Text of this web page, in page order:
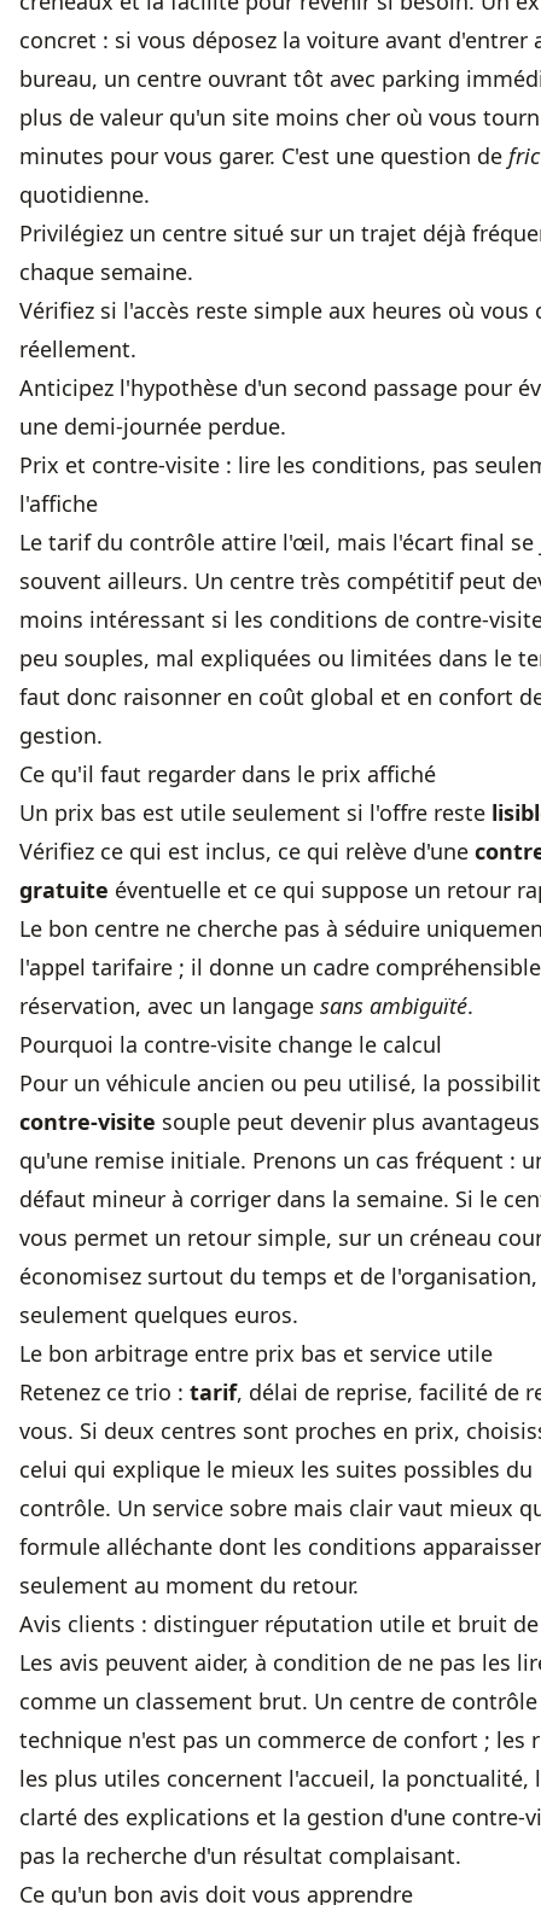
concret : si vous déposez la voiture avant d'entrer
bureau, un centre ouvrant tôt avec parking
plus de valeur qu'un site moins cher où vous
minutes pour vous garer. C'est une question de
quotidienne.
Privilégiez un centre situé sur un trajet déjà
chaque semaine.
Vérifiez si l'accès reste simple aux heures où vous
réellement.
Anticipez l'hypothèse d'un second passage pour
une demi-journée perdue.
Prix et contre-visite : lire les conditions, pas
l'affiche
Le tarif du contrôle attire l'œil, mais l'écart final se
souvent ailleurs. Un centre très compétitif peut
moins intéressant si les conditions de contre-
peu souples, mal expliquées ou limitées dans le
faut donc raisonner en coût global et en confort
gestion.
Ce qu'il faut regarder dans le prix affiché
Un prix bas est utile seulement si l'offre reste
Vérifiez ce qui est inclus, ce qui relève d'une
gratuite éventuelle et ce qui suppose un retour
Le bon centre ne cherche pas à séduire
l'appel tarifaire ; il donne un cadre
réservation, avec un langage sans ambiguïté.
Pourquoi la contre-visite change le calcul
Pour un véhicule ancien ou peu utilisé, la
contre-visite souple peut devenir plus
qu'une remise initiale. Prenons un cas fréquent :
défaut mineur à corriger dans la semaine. Si le
vous permet un retour simple, sur un créneau
économisez surtout du temps et de
seulement quelques euros.
Le bon arbitrage entre prix bas et service utile
Retenez ce trio : tarif, délai de reprise, facilité de
vous. Si deux centres sont proches en prix,
celui qui explique le mieux les suites possibles du
contrôle. Un service sobre mais clair vaut mieux
formule alléchante dont les conditions
seulement au moment du retour.
Avis clients : distinguer réputation utile et bruit
Les avis peuvent aider, à condition de ne pas les
comme un classement brut. Un centre de contrôle
technique n'est pas un commerce de confort ; les
les plus utiles concernent l'accueil, la ponctualité,
clarté des explications et la gestion d'une contre-
pas la recherche d'un résultat complaisant.
Ce qu'un bon avis doit vous apprendre